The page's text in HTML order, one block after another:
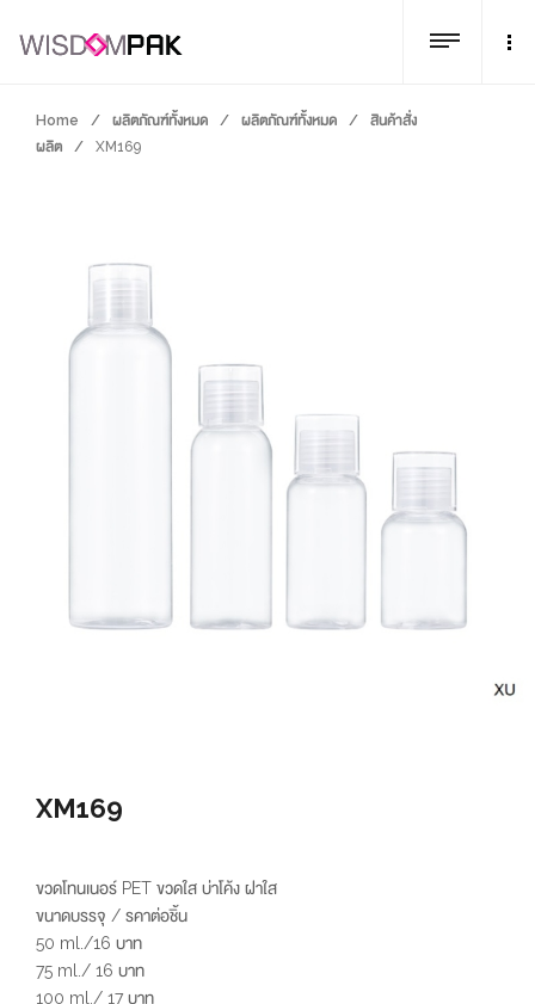
Home / ผลิตภัณฑ์ทั้งหมด / ผลิตภัณฑ์ทั้งหมด /
สินค้าสั่ง
ผลิต
/ XM169
XM169
ขวดโทนเนอร์ PET ขวดใส บ่าโค้ง ฝาใส
ขนาดบรรจุ / รคาต่อชิ้น
50 ml./16 บาท
75 ml./ 16 บาท
100 ml./ 17 บาท